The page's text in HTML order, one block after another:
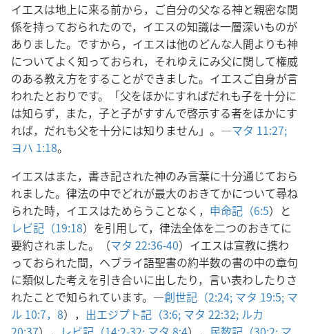
イエスは地上に来る前から，ご自分の父なる神と親密な関
係を持っておられたので，イエスの知識は一層深いものが
ありました。ですから，イエスは他のどんな人間よりも神
についてよく知っておられ，それゆえにみ父に関して権威
のある教え方をすることができました。イエスご自身が言
われたとおりです。「父をほかにすればだれも子を十分に
は知らず，また，子と子がすすんで啓示する者をほかにす
れば，だれも父を十分には知りません」。―マタ 11:27;
ヨハ 1:18。
イエスはまた，書き記された神のみ言葉に十分通じておら
れました。律法の中でどれが最大のおきてかについて尋ね
られた時，イエスはためらうことなく， 申命記（6:5）と
レビ記（19:18）を引用して，律法全体を二つのおきてに
要約されました。（マタ 22:36-40）イエスは宣教に携わ
っておられた間，ヘブライ語聖書の約半数の書の中の章句
に類似した考えを引き合いに出したり，言い表わしたりさ
れたことで知られています。―創世記（2:24; マタ 19:5; マ
ル 10:7，8）， 出エジプト記（3:6; マタ 22:32; ルカ